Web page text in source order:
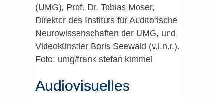
(UMG), Prof. Dr. Tobias Moser,
Direktor des Instituts für Auditorische
Neurowissenschaften der UMG, und
Videokünstler Boris Seewald (v.l.n.r.).
Foto: umg/frank stefan kimmel
Audiovisuelles